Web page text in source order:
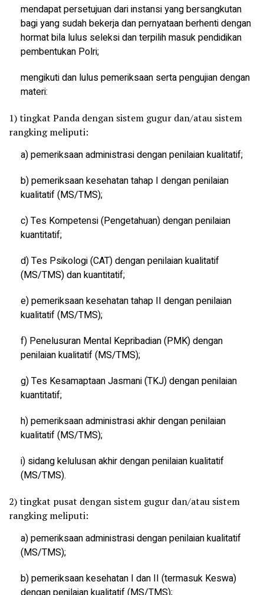
mendapat persetujuan dari instansi yang bersangkutan
bagi yang sudah bekerja dan pernyataan berhenti dengan
hormat bila lulus seleksi dan terpilih masuk pendidikan
pembentukan Polri;
mengikuti dan lulus pemeriksaan serta pengujian dengan
materi:
1) tingkat Panda dengan sistem gugur dan/atau sistem
rangking meliputi:
a) pemeriksaan administrasi dengan penilaian kualitatif;
b) pemeriksaan kesehatan tahap I dengan penilaian
kualitatif (MS/TMS);
c) Tes Kompetensi (Pengetahuan) dengan penilaian
kuantitatif;
d) Tes Psikologi (CAT) dengan penilaian kualitatif
(MS/TMS) dan kuantitatif;
e) pemeriksaan kesehatan tahap II dengan penilaian
kualitatif (MS/TMS);
f) Penelusuran Mental Kepribadian (PMK) dengan
penilaian kualitatif (MS/TMS);
g) Tes Kesamaptaan Jasmani (TKJ) dengan penilaian
kuantitatif;
h) pemeriksaan administrasi akhir dengan penilaian
kualitatif (MS/TMS);
i) sidang kelulusan akhir dengan penilaian kualitatif
(MS/TMS).
2) tingkat pusat dengan sistem gugur dan/atau sistem
rangking meliputi:
a) pemeriksaan administrasi dengan penilaian kualitatif
(MS/TMS);
b) pemeriksaan kesehatan I dan II (termasuk Keswa)